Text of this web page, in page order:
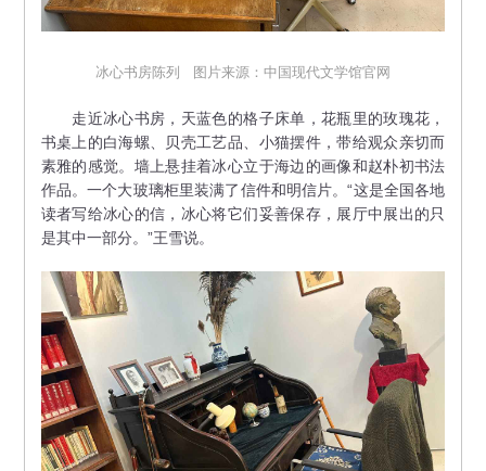
冰心书房陈列 图片来源：中国现代文学馆官网
走近冰心书房，天蓝色的格子床单，花瓶里的玫瑰花，
书桌上的白海螺、贝壳工艺品、小猫摆件，带给观众亲切而
素雅的感觉。墙上悬挂着冰心立于海边的画像和赵朴初书法
作品。一个大玻璃柜里装满了信件和明信片。“这是全国各地
读者写给冰心的信，冰心将它们妥善保存，展厅中展出的只
是其中一部分。”王雪说。